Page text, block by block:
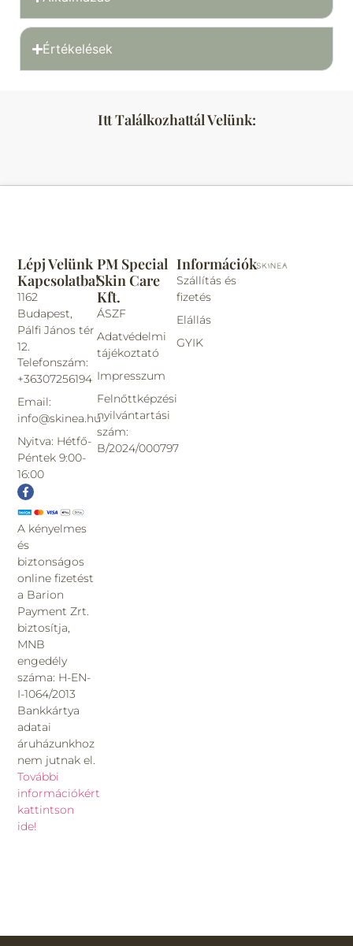
Értékelések
Itt Találkozhattál Velünk:
Információk
Szállítás és
fizetés
Elállás
GYIK
PM Special
Skin Care
Kft.
ÁSZF
Adatvédelmi
tájékoztató
Impresszum
Felnőttképzési
nyilvántartási
szám:
B/2024/000797
Lépj Velünk
Kapcsolatba!
1162
Budapest,
Pálfi János tér
12.
Telefonszám:
+36307256194
Email:
info@skinea.hu
Nyitva: Hétfő-
Péntek 9:00-
16:00
A kényelmes
és
biztonságos
online fizetést
a Barion
Payment Zrt.
biztosítja,
MNB
engedély
száma: H-EN-
I-1064/2013
Bankkártya
adatai
áruházunkhoz
nem jutnak el.
További
információkért
kattintson
ide!